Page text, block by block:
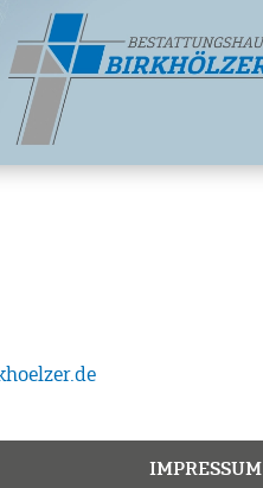
IMPRESSUM